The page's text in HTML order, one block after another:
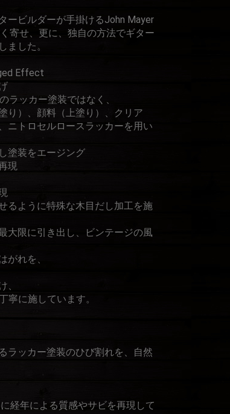
ービルダーが手掛けるJohn Mayer
寄せ、更に、独自の方法でギター
ました。
Effect
ラッカー塗装ではなく、
り）、顔料（上塗り）、クリア
ニトロセルロースラッカーを用い
塗装をエージング
現
るように特殊な木目だし加工を施
大限に引き出し、ビンテージの風
がれを、
、
寧に施しています。
ラッカー塗装のひび割れを、自然
経年による質感やサビを再現して